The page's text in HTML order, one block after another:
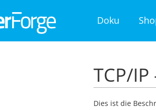
Doku
TCP/
Dies ist die